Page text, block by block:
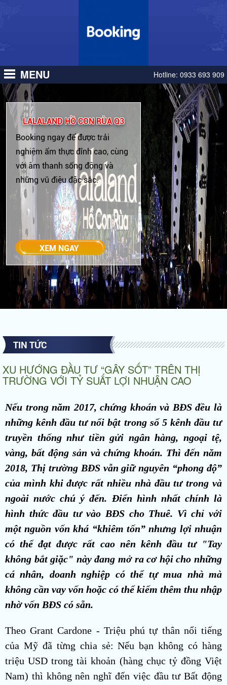
MENU Hotline: 0933 693 909
LALALAND HỒ CON RÙA Q3
Booking ngay để được trải
nghiệm ẩm thực đỉnh cao, cùng
với âm thanh sống động và
những vũ điệu đặc sắc.
TIN TỨC
XU HƯỚNG ĐẦU TƯ “GÂY SỐT” TRÊN THỊ
TRƯỜNG VỚI TỶ SUẤT LỢI NHUẬN CAO
Nếu trong năm 2017, chứng khoán và BĐS đều là
những kênh đầu tư nổi bật trong số 5 kênh đầu tư
truyền thống như tiền gửi ngân hàng, ngoại tệ,
vàng, bất động sản và chứng khoán. Thì đến năm
2018, Thị trường BĐS vẫn giữ nguyên “phong độ”
của mình khi được rất nhiều nhà đầu tư trong và
ngoài nước chú ý đến. Điển hình nhất chính là
hình thức đầu tư vào BĐS cho Thuê. Vì chỉ với
một nguồn vốn khá “khiêm tốn” nhưng lợi nhuận
có thể đạt được rất cao nên kênh đầu tư "Tay
không bắt giặc" này đang mở ra cơ hội cho những
cá nhân, doanh nghiệp có thể tự mua nhà mà
không cần vay vốn hoặc có thể kiếm thêm thu nhập
nhờ vốn BĐS có sẵn.
Theo Grant Cardone - Triệu phú tự thân nổi tiếng
của Mỹ đã từng chia sẻ: Nếu bạn không có hàng
triệu USD trong tài khoản (hàng chục tỷ đồng Việt
Nam) thì không nên nghĩ đến việc đầu tư Bất động
lợi
cao
lợi
cao